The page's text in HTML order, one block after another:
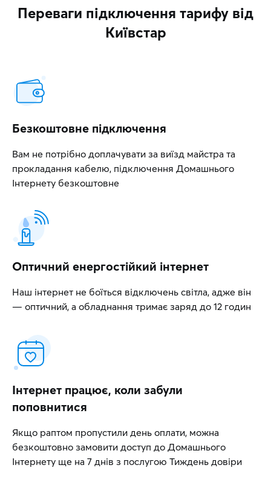
Переваги підключення тарифу від
Київстар
Безкоштовне підключення
Вам не потрібно доплачувати за виїзд майстра та
прокладання кабелю, підключення Домашнього
Інтернету безкоштовне
Оптичний енергостійкий інтернет
Наш інтернет не боїться відключень світла, адже він
— оптичний, а обладнання тримає заряд до 12 годин
Інтернет працює, коли забули
поповнитися
Якщо раптом пропустили день оплати, можна
безкоштовно замовити доступ до Домашнього
Інтернету ще на 7 днів з послугою Тиждень довіри